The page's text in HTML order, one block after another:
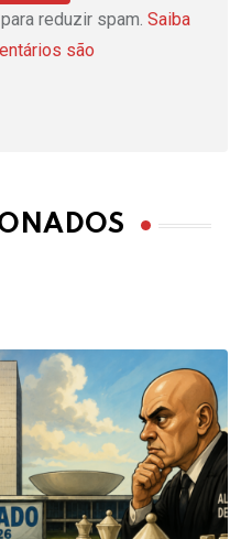
reduzir spam. Saiba
são